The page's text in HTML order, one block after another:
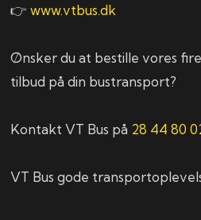
👉www.vtbus.dk
Ønsker du at bestille vores
tilbud på din bustransport?
Kontakt VT Bus på 28 44 80
VT Bus gode